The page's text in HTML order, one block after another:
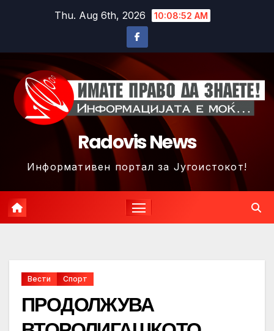
Thu. Aug 6th, 2026 10:08:55 AM
Radovis News
Информативен портал за Југоистокот!
Вести Спорт
ПРОДОЛЖУВА